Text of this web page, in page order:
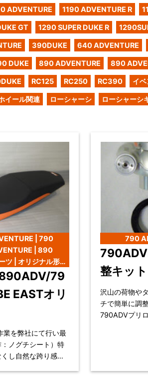
ADVENTURE 1190 ADVENTURE R
GT 1290 SUPER DUKE R
390DUKE 640 ADVENTURE
DUKE 890 ADVENTURE 890
RC125 RC250 RC390 イ
イール関連 ローシャーシ ローシャーシ
| 790
| 890
ツ | オリジナル形状
シャーシ
79
EASTオリ
業を弊社にて行い最
ノグチシート）特
し自然な跨り感に
790
整キット
沢山の荷物や
チで簡単に調整可能。 対応車種
790ADVプリロード調整